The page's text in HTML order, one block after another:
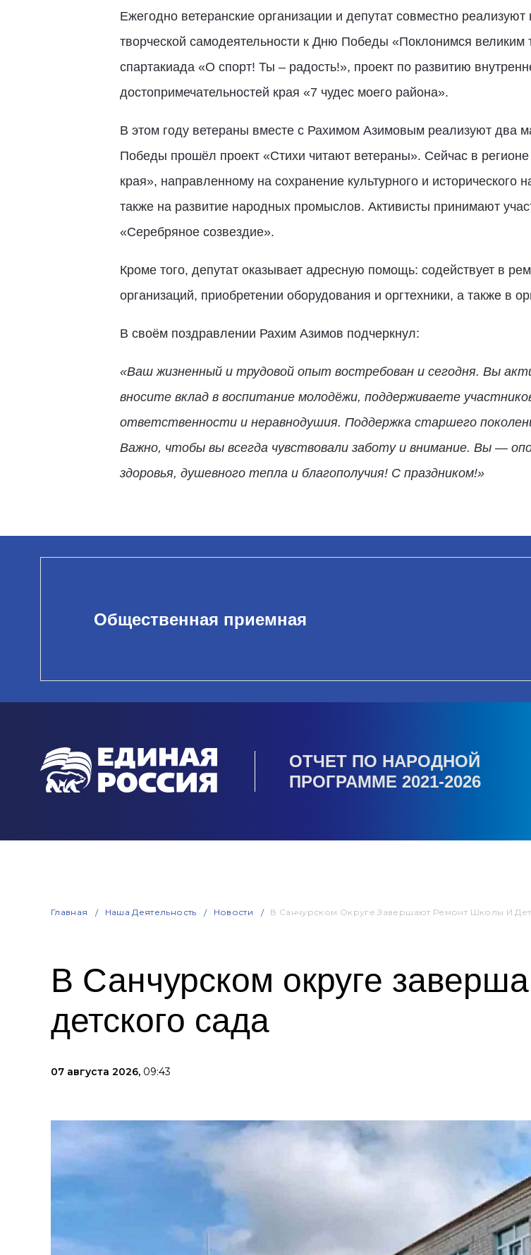
Ежегодно ветеранские организации и депутат совместно
творческой самодеятельности к Дню Победы «Поклонимся
спартакиада «О спорт! Ты – радость!», проект по развитию
достопримечательностей края «7 чудес моего района».
В этом году ветераны вместе с Рахимом Азимовым реализуют два
Победы прошёл проект «Стихи читают ветераны». Сейчас в
края», направленному на сохранение культурного и
также на развитие народных промыслов. Активисты принимают
«Серебряное созвездие».
Кроме того, депутат оказывает адресную помощь: содействует в
организаций, приобретении оборудования и оргтехники, а также в
В своём поздравлении Рахим Азимов подчеркнул:
«Ваш жизненный и трудовой опыт востребован и сегодня. Вы
вносите вклад в воспитание молодёжи, поддерживаете
ответственности и неравнодушия. Поддержка старшего
Важно, чтобы вы всегда чувствовали заботу и внимание. Вы —
здоровья, душевного тепла и благополучия! С праздником!»
Общественная приемная
ОТЧЕТ ПО НАРОДНОЙ
ПРОГРАММЕ 2021-2026
Главная Наша Деятельность Новости В Санчурском Округе Завершают Ремонт Школы И
В Санчурском округе
детского сада
07 августа 2026, 09:43